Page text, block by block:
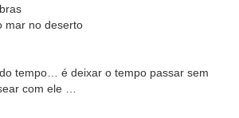
mar no deserto
tempo… é deixar o tempo passar sem
com ele …